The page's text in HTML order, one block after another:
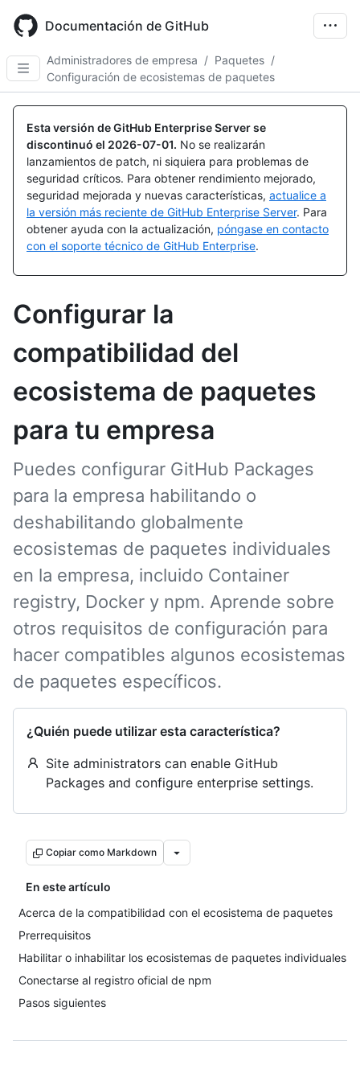
main
content
Documentación de GitHub
Administradores de empresa / Paquetes /
Configuración de ecosistemas de paquetes
Esta versión de GitHub Enterprise Server se
discontinuó el 2026-07-01. No se realizarán
lanzamientos de patch, ni siquiera para problemas de
seguridad críticos. Para obtener rendimiento mejorado,
seguridad mejorada y nuevas características, actualice a
la versión más reciente de GitHub Enterprise Server. Para
obtener ayuda con la actualización, póngase en contacto
con el soporte técnico de GitHub Enterprise.
Configurar la
compatibilidad del
ecosistema de paquetes
para tu empresa
Puedes configurar GitHub Packages
para la empresa habilitando o
deshabilitando globalmente
ecosistemas de paquetes individuales
en la empresa, incluido Container
registry, Docker y npm. Aprende sobre
otros requisitos de configuración para
hacer compatibles algunos ecosistemas
de paquetes específicos.
¿Quién puede utilizar esta característica?
Site administrators can enable GitHub
Packages and configure enterprise settings.
Copiar como Markdown
En este artículo
Acerca de la compatibilidad con el ecosistema de paquetes
Prerrequisitos
Habilitar o inhabilitar los ecosistemas de paquetes individuales
Conectarse al registro oficial de npm
Pasos siguientes